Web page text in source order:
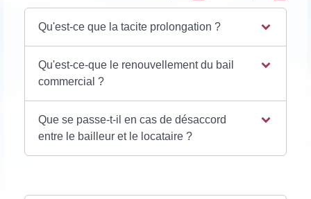
Qu'est-ce que la tacite prolongation ?
Qu'est-ce-que le renouvellement du bail
commercial ?
Que se passe-t-il en cas de désaccord
entre le bailleur et le locataire ?